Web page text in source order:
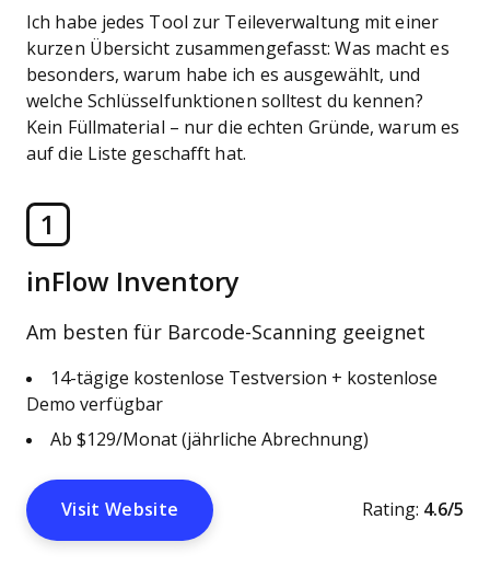
Ich habe jedes Tool zur Teileverwaltung mit einer
kurzen Übersicht zusammengefasst: Was macht es
besonders, warum habe ich es ausgewählt, und
welche Schlüsselfunktionen solltest du kennen?
Kein Füllmaterial – nur die echten Gründe, warum es
auf die Liste geschafft hat.
1
inFlow Inventory
Am besten für Barcode-Scanning geeignet
14-tägige kostenlose Testversion + kostenlose
Demo verfügbar
Ab $129/Monat (jährliche Abrechnung)
Visit Website Rating: 4.6/5